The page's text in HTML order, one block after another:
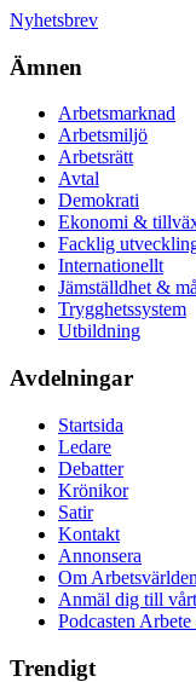
Nyhetsbrev
Ämnen
Arbetsmarknad
Arbetsmiljö
Arbetsrätt
Avtal
Demokrati
Ekonomi &
Facklig
Internationellt
Jämställdhet &
Trygghetssystem
Utbildning
Avdelningar
Startsida
Ledare
Debatter
Krönikor
Satir
Kontakt
Annonsera
Om Arbetsvärlden
Anmäl dig till
Podcasten
Trendigt